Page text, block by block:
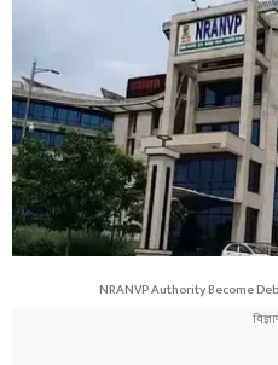
NRANVP Authority Become